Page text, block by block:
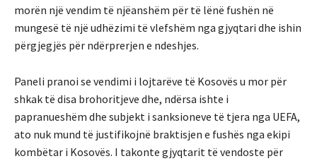
morën një vendim të njëanshëm për të lënë fushën në
mungesë të një udhëzimi të vlefshëm nga gjyqtari dhe ishin
përgjegjës për ndërprerjen e ndeshjes.
Paneli pranoi se vendimi i lojtarëve të Kosovës u mor për
shkak të disa brohoritjeve dhe, ndërsa ishte i
papranueshëm dhe subjekt i sanksioneve të tjera nga UEFA,
ato nuk mund të justifikojnë braktisjen e fushës nga ekipi
kombëtar i Kosovës. I takonte gjyqtarit të vendoste për